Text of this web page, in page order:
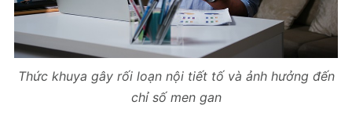
Thức khuya gây rối loạn nội tiết tố và ảnh hưởng đến
chỉ số men gan